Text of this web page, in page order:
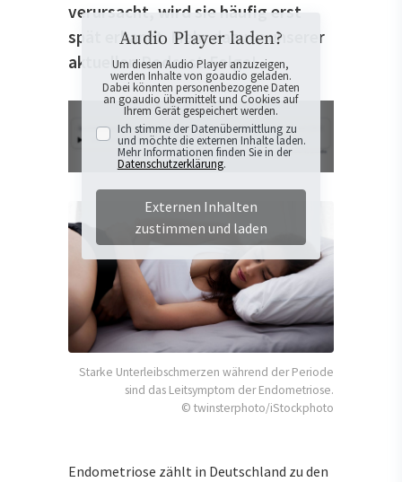
verursacht, wird sie häufig erst
spät erkannt. Mehr dazu in unserer
aktuellen Podcast-Folge!
Audio Player laden?
Um diesen Audio Player anzuzeigen,
werden Inhalte von goaudio geladen.
Dabei könnten personenbezogene Daten
an goaudio übermittelt und Cookies auf
Ihrem Gerät gespeichert werden.
Ich stimme der Datenübermittlung zu
und möchte die externen Inhalte laden.
Mehr Informationen finden Sie in der
Datenschutzerklärung.
Externen Inhalten
zustimmen und laden
Starke Unterleibschmerzen während der Periode
sind das Leitsymptom der Endometriose.
© twinsterphoto/iStockphoto
Endometriose zählt in Deutschland zu den